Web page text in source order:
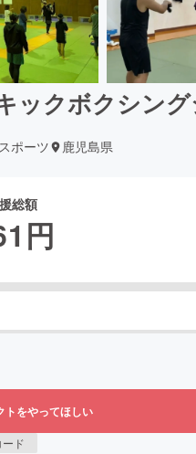
ックボクシン
スポーツ 鹿児島県
総額
円
トをやってほしい
ド